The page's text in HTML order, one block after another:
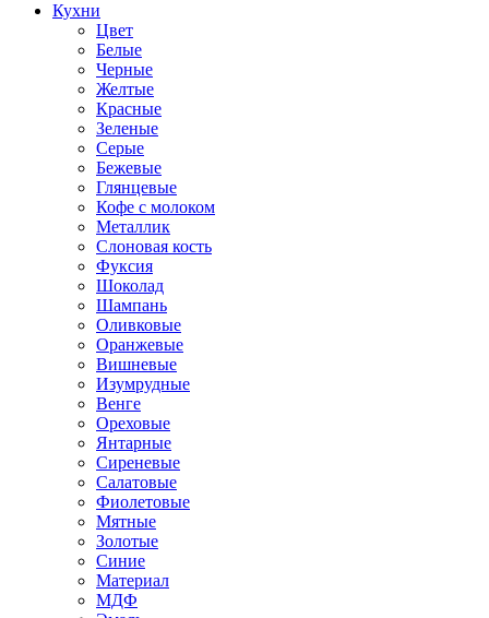
Кухни
Цвет
Белые
Черные
Желтые
Красные
Зеленые
Серые
Бежевые
Глянцевые
Кофе с молоком
Металлик
Слоновая кость
Фуксия
Шоколад
Шампань
Оливковые
Оранжевые
Вишневые
Изумрудные
Венге
Ореховые
Янтарные
Сиреневые
Салатовые
Фиолетовые
Мятные
Золотые
Синие
Материал
МДФ